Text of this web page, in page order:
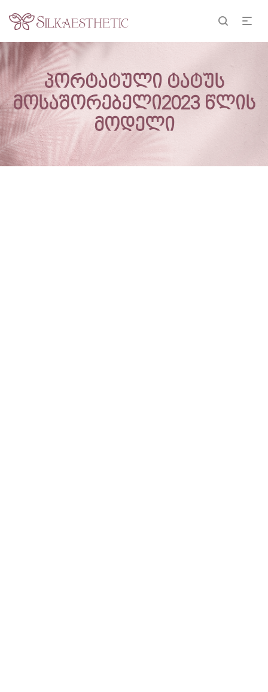
პორტატული ტატუს
მოსაშორებელი2023 წლის
მოდელი